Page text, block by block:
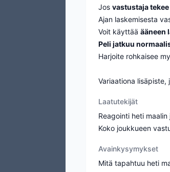
Jos vastustaja
Ajan laskemisesta
Voit käyttää ääneen
Peli jatkuu
Harjoite rohkaisee
Variaationa lisäpiste,
Laatutekijät
Reagointi heti
Koko joukkueen
Avainkysymykset
Mitä tapahtuu heti